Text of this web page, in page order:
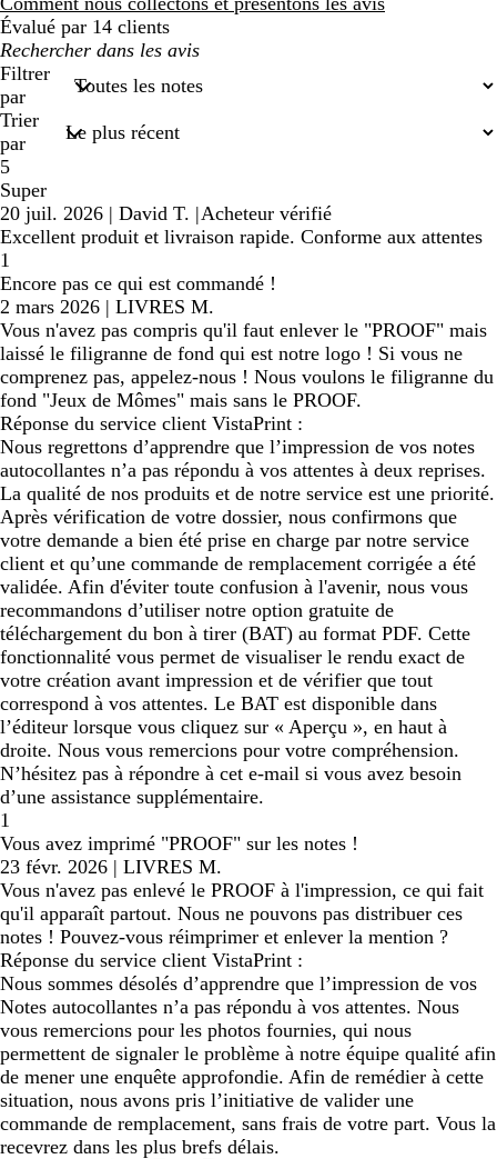
Évalué par 14 clients
Mes
recherches
saisies
Filtrer
par
Trier
par
5
Super
20 juil. 2026 | David T. |Acheteur vérifié
Excellent produit et livraison rapide. Conforme aux attentes
1
Encore pas ce qui est commandé !
2 mars 2026 | LIVRES M.
Vous n'avez pas compris qu'il faut enlever le "PROOF" mais
laissé le filigranne de fond qui est notre logo ! Si vous ne
comprenez pas, appelez-nous ! Nous voulons le filigranne du
fond "Jeux de Mômes" mais sans le PROOF.
Réponse du service client VistaPrint :
Nous regrettons d’apprendre que l’impression de vos notes
autocollantes n’a pas répondu à vos attentes à deux reprises.
La qualité de nos produits et de notre service est une priorité.
Après vérification de votre dossier, nous confirmons que
votre demande a bien été prise en charge par notre service
client et qu’une commande de remplacement corrigée a été
validée. Afin d'éviter toute confusion à l'avenir, nous vous
recommandons d’utiliser notre option gratuite de
téléchargement du bon à tirer (BAT) au format PDF. Cette
fonctionnalité vous permet de visualiser le rendu exact de
votre création avant impression et de vérifier que tout
correspond à vos attentes. Le BAT est disponible dans
l’éditeur lorsque vous cliquez sur « Aperçu », en haut à
droite. Nous vous remercions pour votre compréhension.
N’hésitez pas à répondre à cet e-mail si vous avez besoin
d’une assistance supplémentaire.
1
Vous avez imprimé "PROOF" sur les notes !
23 févr. 2026 | LIVRES M.
Vous n'avez pas enlevé le PROOF à l'impression, ce qui fait
qu'il apparaît partout. Nous ne pouvons pas distribuer ces
notes ! Pouvez-vous réimprimer et enlever la mention ?
Réponse du service client VistaPrint :
Nous sommes désolés d’apprendre que l’impression de vos
Notes autocollantes n’a pas répondu à vos attentes. Nous
vous remercions pour les photos fournies, qui nous
permettent de signaler le problème à notre équipe qualité afin
de mener une enquête approfondie. Afin de remédier à cette
situation, nous avons pris l’initiative de valider une
commande de remplacement, sans frais de votre part. Vous la
recevrez dans les plus brefs délais.